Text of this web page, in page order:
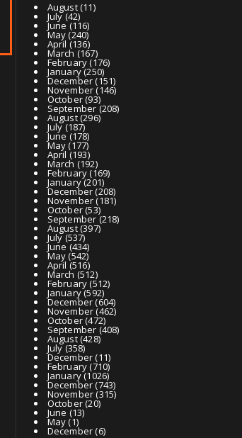
August(11)
July(42)
June(116)
May(240)
April (136)
March (167)
February(176)
January(250)
December(151)
November(146)
October(93)
September(208)
August(296)
July(187)
June(178)
May(177)
April (193)
March (192)
February(169)
January(201)
December(208)
November(181)
October(53)
September(218)
August(397)
July(537)
June(434)
May(542)
April (516)
March (512)
February(512)
January(592)
December(604)
November(462)
October(472)
September (408)
August(428)
July(358)
December(11)
February(710)
January(1026)
December(743)
November(315)
October(20)
June (13)
May(1)
December(6)